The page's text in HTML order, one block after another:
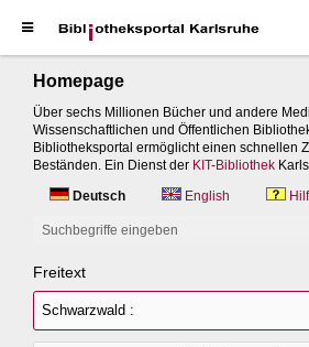
Homepage
Über sechs Millionen Bücher und andere
Wissenschaftlichen und Öffentlichen
Bibliotheksportal ermöglicht einen schnellen
Beständen. Ein Dienst der KIT-Bibliothek
Deutsch
English
Suchbegriffe eingeben
Freitext